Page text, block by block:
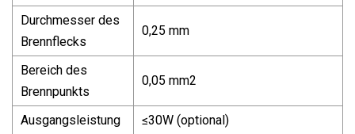
Durchmesser des
Brennflecks
0,25 mm
Bereich des
Brennpunkts
0,05 mm2
Ausgangsleistung ≤30W (optional)